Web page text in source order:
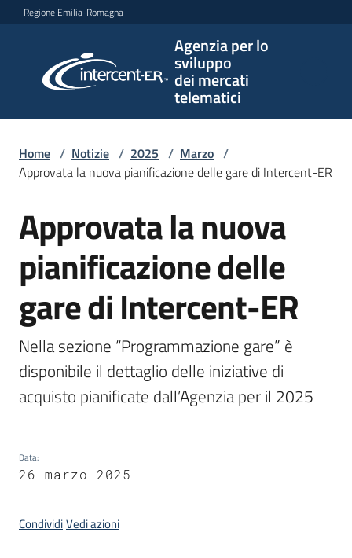
Vai al contenuto
Vai alla navigazione
Vai al footer
Regione Emilia-Romagna
Agenzia per lo
sviluppo
dei mercati
telematici
per lo
sviluppo
telematici
L'Agenzia
Bandi
e
strumenti
di
acquisto
Home / Notizie / 2025 / Marzo /
Approvata la nuova pianificazione delle gare di Intercent-ER
Salta al contenuto
Approvata la nuova
pianificazione delle
gare di Intercent-ER
Nella sezione “Programmazione gare” è
disponibile il dettaglio delle iniziative di
acquisto pianificate dall’Agenzia per il 2025
Data:
26 marzo 2025
CondividiVedi azioni